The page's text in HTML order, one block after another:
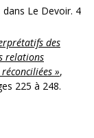
dans Le Devoir. 4
des
relations
»,
225 à 248.